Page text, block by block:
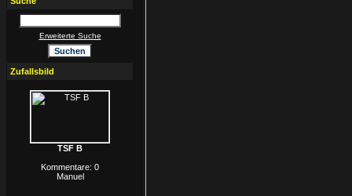
Erweiterte Suche
Zufallsbild
TSF B
Kommentare: 0
Manuel